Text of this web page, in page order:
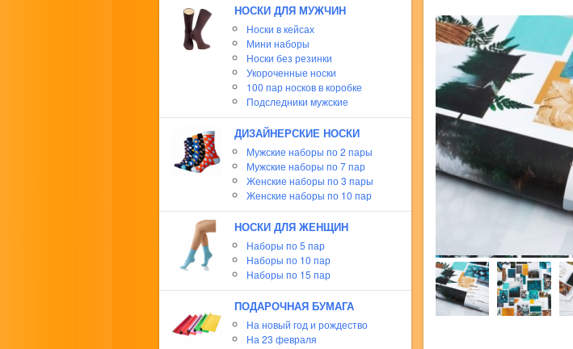
НОСКИ ДЛЯ МУЖЧИН
Носки в кейсах
Мини наборы
Носки без резинки
Укороченные носки
100 пар носков в коробке
Подследники мужские
ДИЗАЙНЕРСКИЕ НОСКИ
Мужские наборы по 2 пары
Мужские наборы по 7 пар
Женские наборы по 3 пары
Женские наборы по 10 пар
НОСКИ ДЛЯ ЖЕНЩИН
Наборы по 5 пар
Наборы по 10 пар
Наборы по 15 пар
ПОДАРОЧНАЯ БУМАГА
На новый год и рождество
На 23 февраля